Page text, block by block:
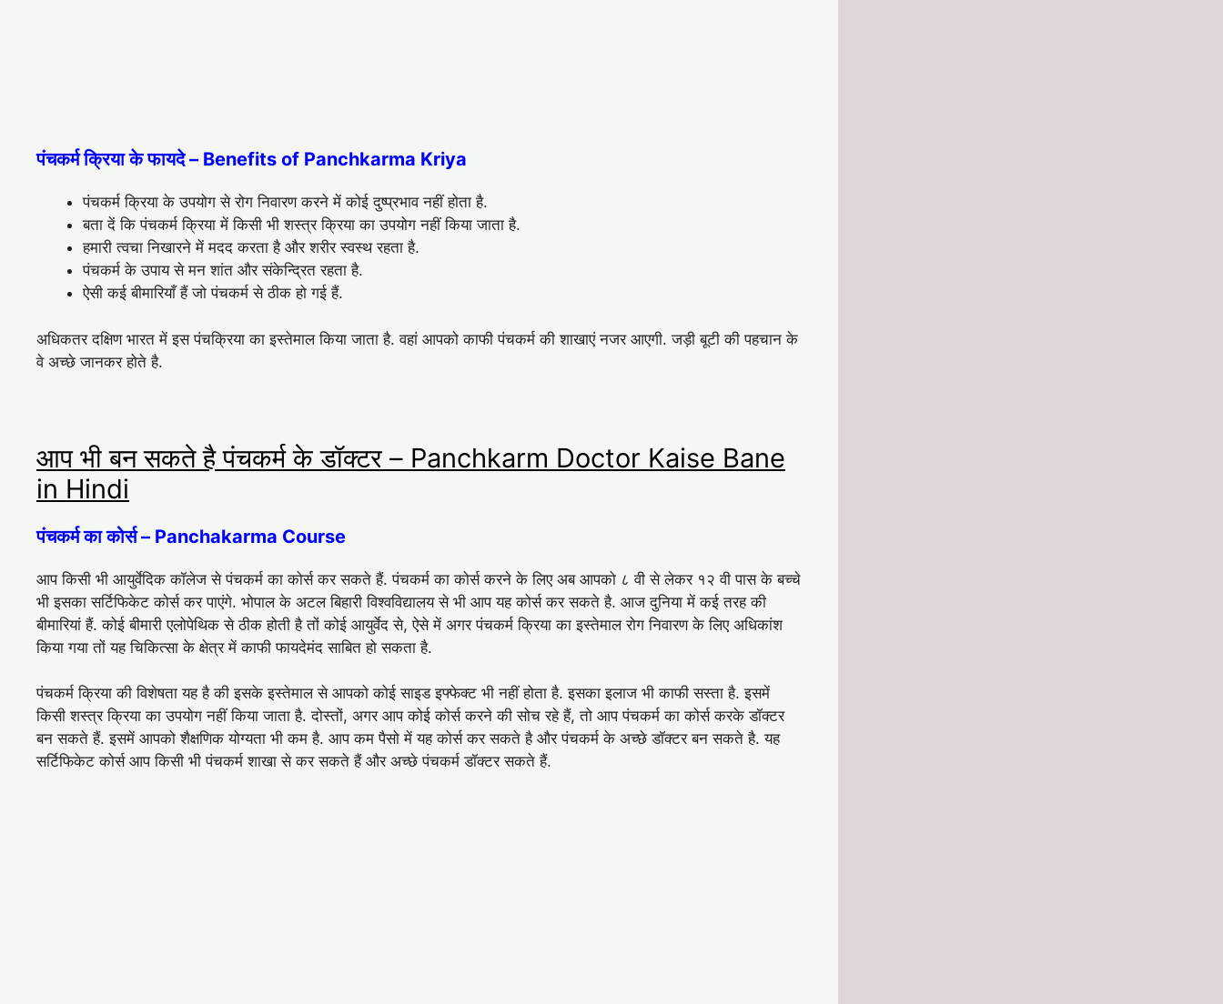
पंचकर्म क्रिया के फायदे – Benefits of Panchkarma Kriya
पंचकर्म क्रिया के उपयोग से रोग निवारण करने में कोई दुष्प्रभाव नहीं होता है.
बता दें कि पंचकर्म क्रिया में किसी भी शस्त्र क्रिया का उपयोग नहीं किया जाता है.
हमारी त्वचा निखारने में मदद करता है और शरीर स्वस्थ रहता है.
पंचकर्म के उपाय से मन शांत और संकेन्द्रित रहता है.
ऐसी कई बीमारियाँ हैं जो पंचकर्म से ठीक हो गई हैं.
अधिकतर दक्षिण भारत में इस पंचक्रिया का इस्तेमाल किया जाता है. वहां आपको काफी पंचकर्म की शाखाएं नजर आएगी. जड़ी बूटी की पहचान के
वे अच्छे जानकर होते है.
आप भी बन सकते है पंचकर्म के डॉक्टर – Panchkarm Doctor Kaise Bane
in Hindi
पंचकर्म का कोर्स – Panchakarma Course
आप किसी भी आयुर्वेदिक कॉलेज से पंचकर्म का कोर्स कर सकते हैं. पंचकर्म का कोर्स करने के लिए अब आपको ८ वी से लेकर १२ वी पास के बच्चे
भी इसका सर्टिफिकेट कोर्स कर पाएंगे. भोपाल के अटल बिहारी विश्वविद्यालय से भी आप यह कोर्स कर सकते है. आज दुनिया में कई तरह की
बीमारियां हैं. कोई बीमारी एलोपेथिक से ठीक होती है तों कोई आयुर्वेद से, ऐसे में अगर पंचकर्म क्रिया का इस्तेमाल रोग निवारण के लिए अधिकांश
किया गया तों यह चिकित्सा के क्षेत्र में काफी फायदेमंद साबित हो सकता है.
पंचकर्म क्रिया की विशेषता यह है की इसके इस्तेमाल से आपको कोई साइड इफ्फेक्ट भी नहीं होता है. इसका इलाज भी काफी सस्ता है. इसमें
किसी शस्त्र क्रिया का उपयोग नहीं किया जाता है. दोस्तों, अगर आप कोई कोर्स करने की सोच रहे हैं, तो आप पंचकर्म का कोर्स करके डॉक्टर
बन सकते हैं. इसमें आपको शैक्षणिक योग्यता भी कम है. आप कम पैसो में यह कोर्स कर सकते है और पंचकर्म के अच्छे डॉक्टर बन सकते है. यह
सर्टिफिकेट कोर्स आप किसी भी पंचकर्म शाखा से कर सकते हैं और अच्छे पंचकर्म डॉक्टर सकते हैं.